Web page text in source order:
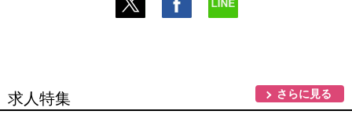
求人特集 さらに見る